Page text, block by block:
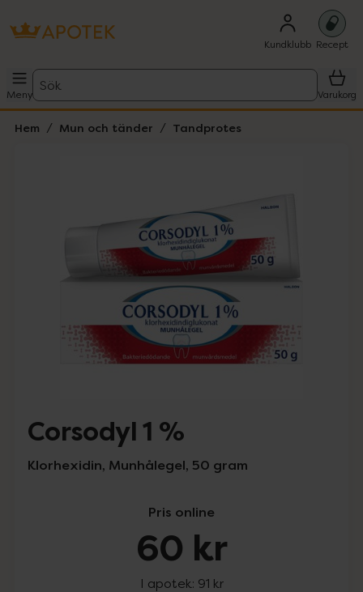
Kundklubb Recept
Meny
Sök
Varukorg
Hem Mun och tänder Tandprotes
Corsodyl 1 %
Klorhexidin, Munhålegel, 50 gram
Pris online
60 kr
I apotek: 91 kr